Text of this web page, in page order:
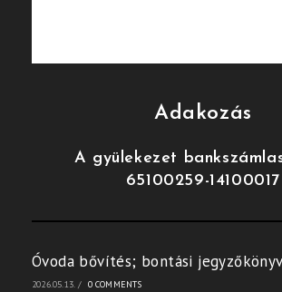
Adakozás
A gyülekezet
65100259-14100017
Óvoda bővítés; bontási jegyzőkönyv
2026.05.13. / 0 COMMENTS